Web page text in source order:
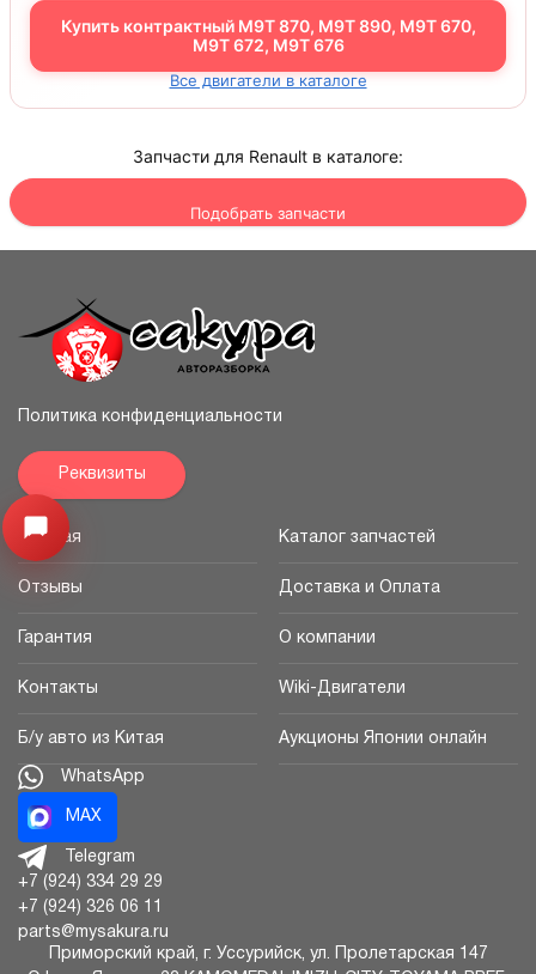
Купить контрактный M9T 870, M9T 890, M9T 670,
M9T 672, M9T 676
Все двигатели в каталоге
Запчасти для Renault в каталоге:
Подобрать запчасти
Открыть меню
Политика конфиденциальности
Реквизиты
Главная Каталог запчастей
Отзывы Доставка и Оплата
Гарантия О компании
Контакты Wiki-Двигатели
Б/у авто из Китая Аукционы Японии онлайн
WhatsApp
MAX
Telegram
+7 (924) 334 29 29
+7 (924) 326 06 11
parts@mysakura.ru
Приморский край, г. Уссурийск, ул. Пролетарская 147